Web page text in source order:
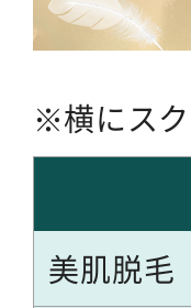
横にス
美肌脱毛